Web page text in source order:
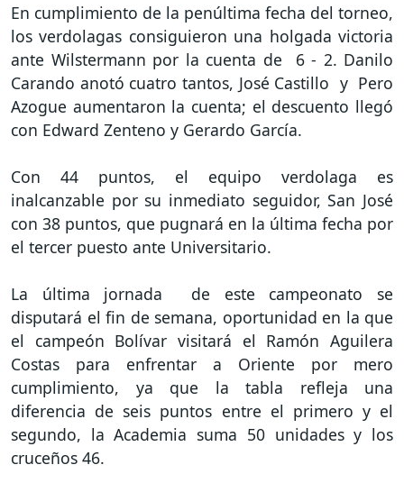
En cumplimiento de la penúltima fecha del torneo,
los verdolagas consiguieron una holgada victoria
ante Wilstermann por la cuenta de 6 - 2. Danilo
Carando anotó cuatro tantos, José Castillo y Pero
Azogue aumentaron la cuenta; el descuento llegó
con Edward Zenteno y Gerardo García.
Con 44 puntos, el equipo verdolaga es
inalcanzable por su inmediato seguidor, San José
con 38 puntos, que pugnará en la última fecha por
el tercer puesto ante Universitario.
La última jornada de este campeonato se
disputará el fin de semana, oportunidad en la que
el campeón Bolívar visitará el Ramón Aguilera
Costas para enfrentar a Oriente por mero
cumplimiento, ya que la tabla refleja una
diferencia de seis puntos entre el primero y el
segundo, la Academia suma 50 unidades y los
cruceños 46.